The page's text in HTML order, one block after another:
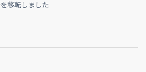
移転しました